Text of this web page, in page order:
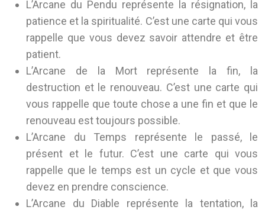
L’Arcane du Pendu représente la résignation, la
patience et la spiritualité. C’est une carte qui vous
rappelle que vous devez savoir attendre et être
patient.
L’Arcane de la Mort représente la fin, la
destruction et le renouveau. C’est une carte qui
vous rappelle que toute chose a une fin et que le
renouveau est toujours possible.
L’Arcane du Temps représente le passé, le
présent et le futur. C’est une carte qui vous
rappelle que le temps est un cycle et que vous
devez en prendre conscience.
L’Arcane du Diable représente la tentation, la